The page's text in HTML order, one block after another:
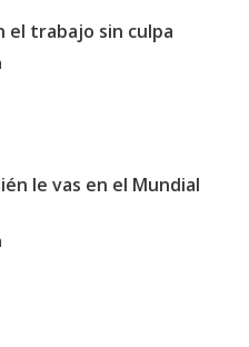
el trabajo sin culpa
le vas en el Mundial